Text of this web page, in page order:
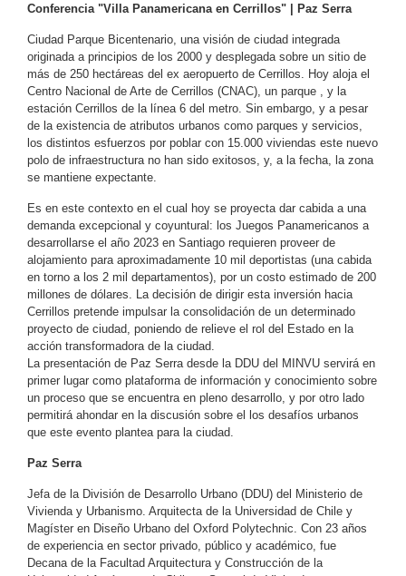
Conferencia "Villa Panamericana en Cerrillos" | Paz Serra
Ciudad Parque Bicentenario, una visión de ciudad integrada
originada a principios de los 2000 y desplegada sobre un sitio de
más de 250 hectáreas del ex aeropuerto de Cerrillos. Hoy aloja el
Centro Nacional de Arte de Cerrillos (CNAC), un parque , y la
estación Cerrillos de la línea 6 del metro. Sin embargo, y a pesar
de la existencia de atributos urbanos como parques y servicios,
los distintos esfuerzos por poblar con 15.000 viviendas este nuevo
polo de infraestructura no han sido exitosos, y, a la fecha, la zona
se mantiene expectante.
Es en este contexto en el cual hoy se proyecta dar cabida a una
demanda excepcional y coyuntural: los Juegos Panamericanos a
desarrollarse el año 2023 en Santiago requieren proveer de
alojamiento para aproximadamente 10 mil deportistas (una cabida
en torno a los 2 mil departamentos), por un costo estimado de 200
millones de dólares. La decisión de dirigir esta inversión hacia
Cerrillos pretende impulsar la consolidación de un determinado
proyecto de ciudad, poniendo de relieve el rol del Estado en la
acción transformadora de la ciudad.
La presentación de Paz Serra desde la DDU del MINVU servirá en
primer lugar como plataforma de información y conocimiento sobre
un proceso que se encuentra en pleno desarrollo, y por otro lado
permitirá ahondar en la discusión sobre el los desafíos urbanos
que este evento plantea para la ciudad.
Paz Serra
Jefa de la División de Desarrollo Urbano (DDU) del Ministerio de
Vivienda y Urbanismo. Arquitecta de la Universidad de Chile y
Magíster en Diseño Urbano del Oxford Polytechnic. Con 23 años
de experiencia en sector privado, público y académico, fue
Decana de la Facultad Arquitectura y Construcción de la